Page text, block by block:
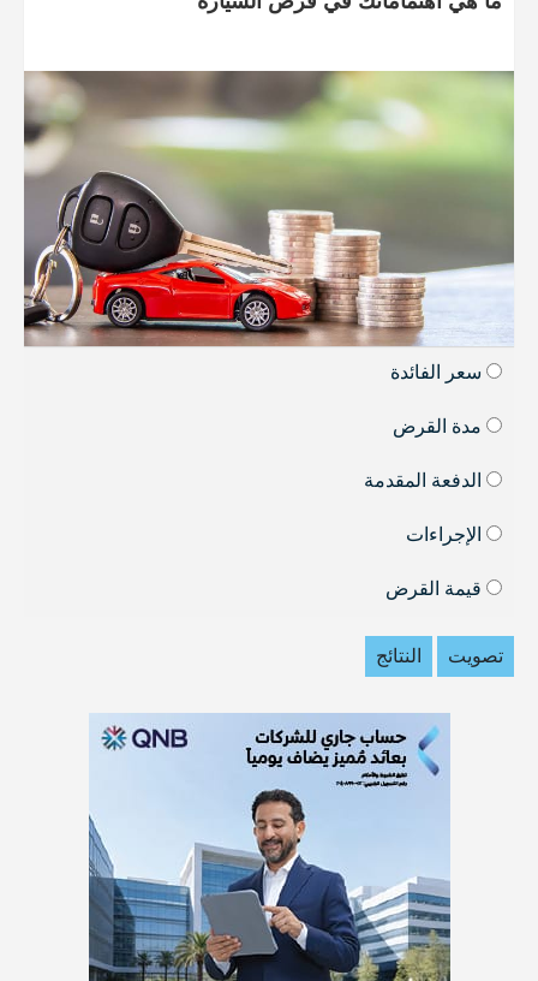
سعر الفائدة
مدة القرض
الدفعة المقدمة
الإجراءات
قيمة القرض
تصويت النتائج